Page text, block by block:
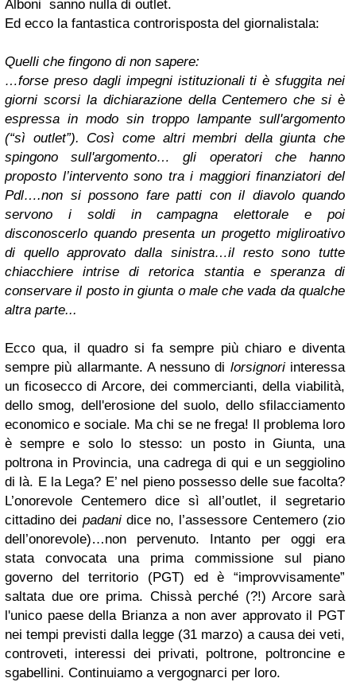
Alboni sanno nulla di outlet.
Ed ecco la fantastica controrisposta del giornalistala:
Quelli che fingono di non sapere:
…forse preso dagli impegni istituzionali ti è sfuggita nei
giorni scorsi la dichiarazione della Centemero che si è
espressa in modo sin troppo lampante sull'argomento
(“sì outlet”). Così come altri membri della giunta che
spingono sull'argomento… gli operatori che hanno
proposto l’intervento sono tra i maggiori finanziatori del
Pdl….non si possono fare patti con il diavolo quando
servono i soldi in campagna elettorale e poi
disconoscerlo quando presenta un progetto migliroativo
di quello approvato dalla sinistra…il resto sono tutte
chiacchiere intrise di retorica stantia e speranza di
conservare il posto in giunta o male che vada da qualche
altra parte...
Ecco qua, il quadro si fa sempre più chiaro e diventa
sempre più allarmante. A nessuno di lorsignoriinteressa
un ficosecco di Arcore, dei commercianti, della viabilità,
dello smog, dell'erosione del suolo, dello sfilacciamento
economico e sociale. Ma chi se ne frega! Il problema loro
è sempre e solo lo stesso: un posto in Giunta, una
poltrona in Provincia, una cadrega di qui e un seggiolino
di là. E la Lega? E’ nel pieno possesso delle sue facolta?
L’onorevole Centemero dice sì all’outlet, il segretario
cittadino dei padanidice no, l’assessore Centemero (zio
dell’onorevole)…non pervenuto. Intanto per oggi era
stata convocata una prima commissione sul piano
governo del territorio (PGT) ed è “improvvisamente”
saltata due ore prima. Chissà perché (?!) Arcore sarà
l'unico paese della Brianza a non aver approvato il PGT
nei tempi previsti dalla legge (31 marzo) a causa dei veti,
controveti, interessi dei privati, poltrone, poltroncine e
sgabellini. Continuiamo a vergognarci per loro.